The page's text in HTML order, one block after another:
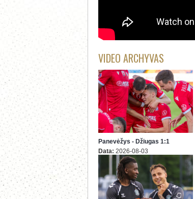
VIDEO ARCHYVAS
Panevėžys - Džiugas 1:1
Data: 2026-08-03